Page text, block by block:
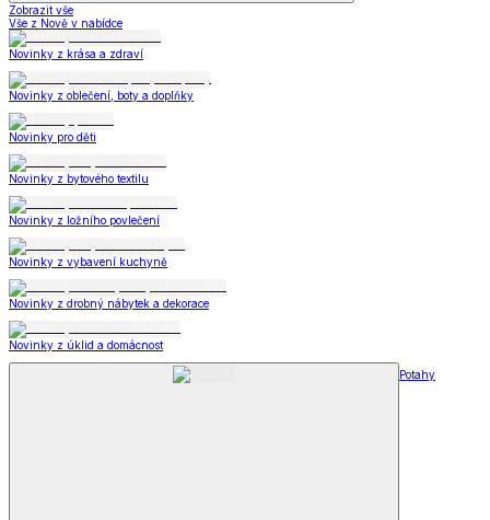
Zobrazit vše
Vše z Nově v nabídce
Novinky z krása a zdraví
Novinky z oblečení, boty a doplňky
Novinky pro děti
Novinky z bytového textilu
Novinky z ložního povlečení
Novinky z vybavení kuchyně
Novinky z drobný nábytek a dekorace
Novinky z úklid a domácnost
Potahy